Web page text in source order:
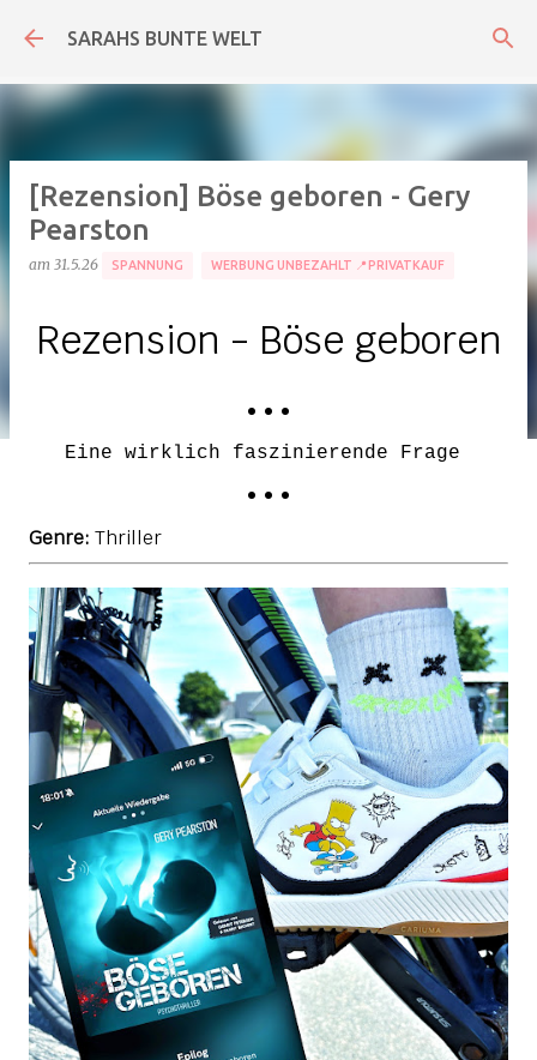
Direkt zum Hauptbereich
SARAHS BUNTE WELT
[Rezension] Böse geboren - Gery
Pearston
am 31.5.26 SPANNUNG WERBUNG UNBEZAHLT 📍PRIVATKAUF
Rezension - Böse geboren
• • •
Eine wirklich faszinierende Frage
• • •
Genre: Thriller